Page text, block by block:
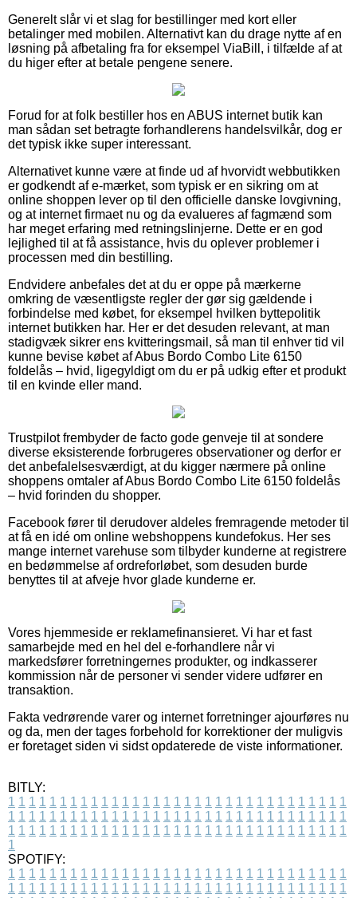
Generelt slår vi et slag for bestillinger med kort eller
betalinger med mobilen. Alternativt kan du drage nytte af en
løsning på afbetaling fra for eksempel ViaBill, i tilfælde af at
du higer efter at betale pengene senere.
Forud for at folk bestiller hos en ABUS internet butik kan
man sådan set betragte forhandlerens handelsvilkår, dog er
det typisk ikke super interessant.
Alternativet kunne være at finde ud af hvorvidt webbutikken
er godkendt af e-mærket, som typisk er en sikring om at
online shoppen lever op til den officielle danske lovgivning,
og at internet firmaet nu og da evalueres af fagmænd som
har meget erfaring med retningslinjerne. Dette er en god
lejlighed til at få assistance, hvis du oplever problemer i
processen med din bestilling.
Endvidere anbefales det at du er oppe på mærkerne
omkring de væsentligste regler der gør sig gældende i
forbindelse med købet, for eksempel hvilken byttepolitik
internet butikken har. Her er det desuden relevant, at man
stadigvæk sikrer ens kvitteringsmail, så man til enhver tid vil
kunne bevise købet af Abus Bordo Combo Lite 6150
foldelås – hvid, ligegyldigt om du er på udkig efter et produkt
til en kvinde eller mand.
Trustpilot frembyder de facto gode genveje til at sondere
diverse eksisterende forbrugeres observationer og derfor er
det anbefalelsesværdigt, at du kigger nærmere på online
shoppens omtaler af Abus Bordo Combo Lite 6150 foldelås
– hvid forinden du shopper.
Facebook fører til derudover aldeles fremragende metoder til
at få en idé om online webshoppens kundefokus. Her ses
mange internet varehuse som tilbyder kunderne at registrere
en bedømmelse af ordreforløbet, som desuden burde
benyttes til at afveje hvor glade kunderne er.
Vores hjemmeside er reklamefinansieret. Vi har et fast
samarbejde med en hel del e-forhandlere når vi
markedsfører forretningernes produkter, og indkasserer
kommission når de personer vi sender videre udfører en
transaktion.
Fakta vedrørende varer og internet forretninger ajourføres nu
og da, men der tages forbehold for korrektioner der muligvis
er foretaget siden vi sidst opdaterede de viste informationer.
BITLY:
1 1 1 1 1 1 1 1 1 1 1 1 1 1 1 1 1 1 1 1 1 1 1 1 1 1 1 1 1 1 1 1 1
1 1 1 1 1 1 1 1 1 1 1 1 1 1 1 1 1 1 1 1 1 1 1 1 1 1 1 1 1 1 1 1 1
1 1 1 1 1 1 1 1 1 1 1 1 1 1 1 1 1 1 1 1 1 1 1 1 1 1 1 1 1 1 1 1 1
1
SPOTIFY:
1 1 1 1 1 1 1 1 1 1 1 1 1 1 1 1 1 1 1 1 1 1 1 1 1 1 1 1 1 1 1 1 1
1 1 1 1 1 1 1 1 1 1 1 1 1 1 1 1 1 1 1 1 1 1 1 1 1 1 1 1 1 1 1 1 1